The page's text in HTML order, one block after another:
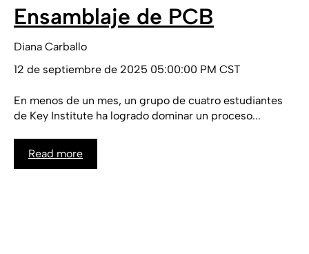
Ensamblaje de PCB
Diana Carballo
12 de septiembre de 2025 05:00:00 PM CST
En menos de un mes, un grupo de cuatro estudiantes
de Key Institute ha logrado dominar un proceso...
Read more